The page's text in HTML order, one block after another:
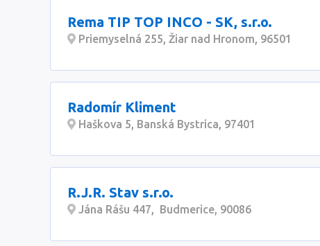
Rema TIP TOP INCO - SK, s.r.o.
Priemyselná 255, Žiar nad Hronom, 96501
Radomír Kliment
Haškova 5, Banská Bystrica, 97401
R.J.R. Stav s.r.o.
Jána Rášu 447, Budmerice, 90086